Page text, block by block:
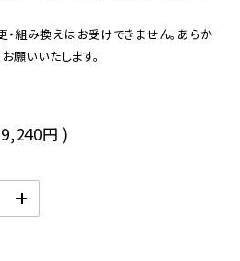
組み換えはお受けできません。あらか
願いいたします。
9,240円 )